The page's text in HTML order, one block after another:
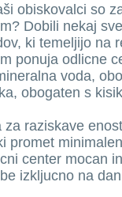
obiskovalci so
Dobili nekaj
ki temeljijo na
ponuja odlicne
voda,
obogaten s
za raziskave
promet
center mocan
izkljucno na